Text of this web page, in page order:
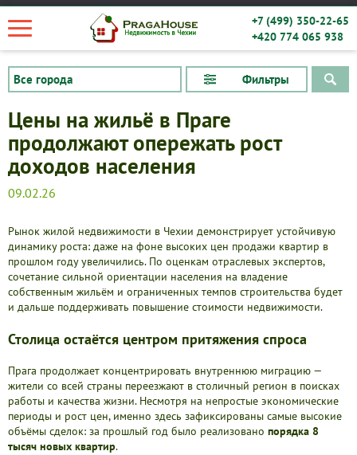
+7 (499) 350-22-65
+420 774 065 938
Фильтры
Квартиры
Новостройки
Коммерческие объекты
Цены на жильё в Праге
продолжают опережать рост
доходов населения
09.02.26
Рынок жилой недвижимости в Чехии демонстрирует устойчивую
динамику роста: даже на фоне высоких цен продажи квартир в
прошлом году увеличились. По оценкам отраслевых экспертов,
сочетание сильной ориентации населения на владение
собственным жильём и ограниченных темпов строительства будет
и дальше поддерживать повышение стоимости недвижимости.
Столица остаётся центром притяжения спроса
Прага продолжает концентрировать внутреннюю миграцию —
жители со всей страны переезжают в столичный регион в поисках
работы и качества жизни. Несмотря на непростые экономические
периоды и рост цен, именно здесь зафиксированы самые высокие
объёмы сделок: за прошлый год было реализовано порядка 8
тысяч новых квартир.